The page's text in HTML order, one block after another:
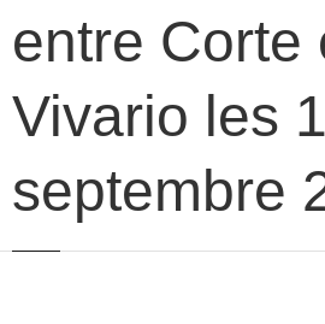
entre Corte
Vivario les
septembre